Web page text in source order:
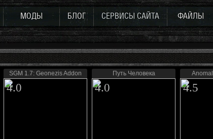
МОДЫ БЛОГ СЕРВИСЫ САЙТА ФАЙЛЫ
SGM 1.7: Geonezis Addon
4.0
Путь Человека
4.0 4.5